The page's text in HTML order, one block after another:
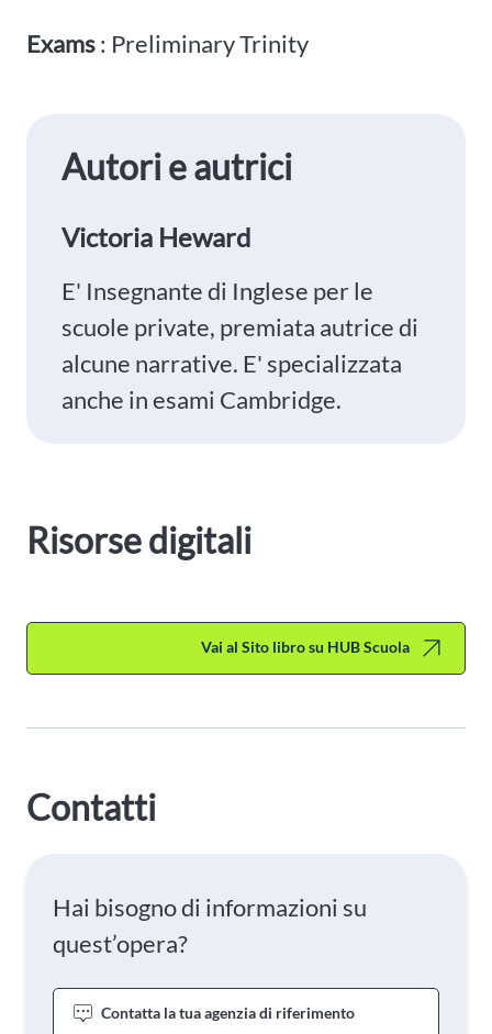
Exams: Preliminary Trinity
Autori e autrici
Victoria Heward
E' Insegnante di Inglese per le
scuole private, premiata autrice di
alcune narrative. E' specializzata
anche in esami Cambridge.
Risorse digitali
Vai al Sito libro su HUB Scuola
Contatti
Hai bisogno di informazioni su
quest’opera?
Contatta la tua agenzia di riferimento